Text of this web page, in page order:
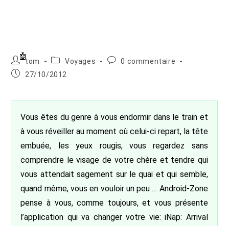
Auteur/autrice
de
la
tom
PostVoyages
Commentaires
0 commentaire
Publication
27/10/2012
Vous êtes du genre à vous endormir dans le train et
à vous réveiller au moment où celui-ci repart, la tête
embuée, les yeux rougis, vous regardez sans
comprendre le visage de votre chère et tendre qui
vous attendait sagement sur le quai et qui semble,
quand même, vous en vouloir un peu … Android-Zone
pense à vous, comme toujours, et vous présente
l’application qui va changer votre vie: iNap: Arrival